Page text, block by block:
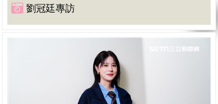
劉冠廷專訪